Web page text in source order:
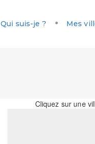
Qui suis-je ? Mes
Cliquez sur une